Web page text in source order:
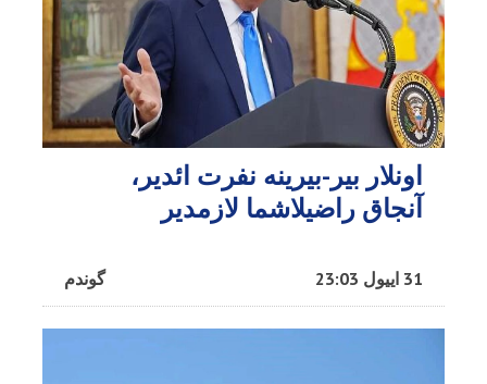
اونلار بیر-بیرینه نفرت ائدیر،
آنجاق راضیلاشما لازمدیر
گوندم 31 اییول 23:03